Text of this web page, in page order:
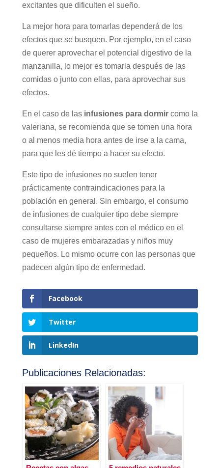
excitantes que dificulten el sueño.
La mejor hora para tomarlas dependerá de los
efectos que se busquen. Por ejemplo, en el caso
de querer aprovechar el potencial digestivo de la
manzanilla, lo mejor es tomarla después de las
comidas o junto con ellas, para aprovechar sus
efectos.
En el caso de las infusiones para dormircomo la
valeriana, se recomienda que se tomen una hora
o al menos media hora antes de irse a la cama,
para que les dé tiempo a hacer su efecto.
Este tipo de infusiones no suelen tener
prácticamente contraindicaciones para la
población en general. Sin embargo, el consumo
de infusiones de cualquier tipo debe siempre
consultarse siempre antes con el médico en el
caso de mujeres embarazadas y niños muy
pequeños. Lo mismo ocurre con las personas que
padecen algún tipo de enfermedad.
Facebook
Twitter
LinkedIn
Publicaciones Relacionadas: